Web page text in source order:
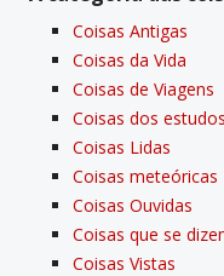
Coisas Antigas
Coisas da Vida
Coisas de Viagens
Coisas dos estudos
Coisas Lidas
Coisas meteóricas
Coisas Ouvidas
Coisas que se
Coisas Vistas